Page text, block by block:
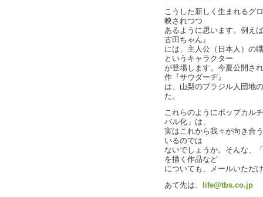
こうした新しく生まれるグ
映されつつ
あるように思います。例え
古田ちゃん』
には、主人公（日本人）の
というキャラクター
が登場します。今夏公開さ
作『サウダーヂ』
は、山梨のブラジル人団地
た。
これらのようにポップカル
バル化」は、
実はこれから我々が向き合
いるのでは
ないでしょうか。そんな、
を描く作品など
についても、メールいただ
あて先は、
life@tbs.co.jp